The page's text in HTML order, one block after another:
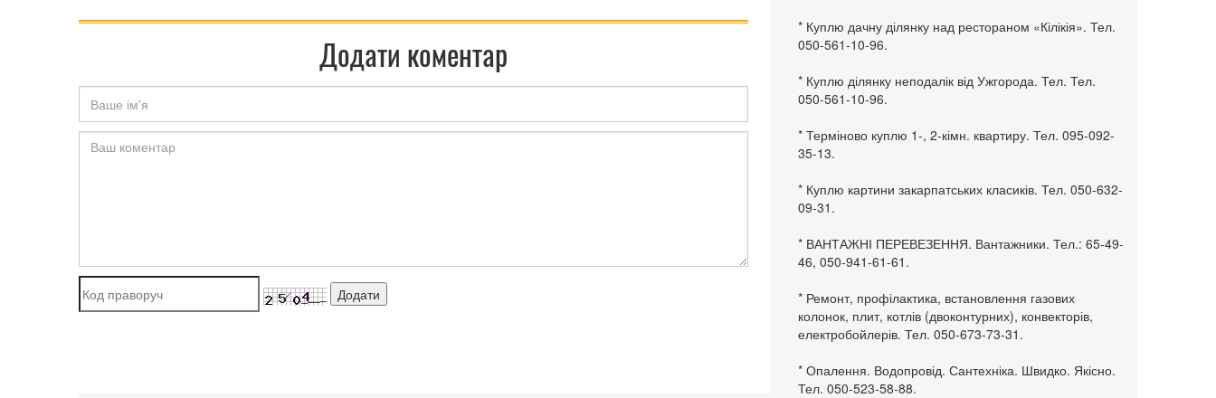
Додати коментар
* Куплю дачну ділянку над рестораном «Кілікія». Тел.
050-561-10-96.
* Куплю ділянку неподалік від Ужгорода. Тел. Тел.
050-561-10-96.
* Терміново куплю 1-, 2-кімн. квартиру. Тел. 095-092-
35-13.
* Куплю картини закарпатських класиків. Тел. 050-632-
09-31.
* ВАНТАЖНІ ПЕРЕВЕЗЕННЯ. Вантажники. Тел.: 65-49-
46, 050-941-61-61.
* Ремонт, профілактика, встановлення газових
колонок, плит, котлів (двоконтурних), конвекторів,
електробойлерів. Тел. 050-673-73-31.
* Опалення. Водопровід. Сантехніка. Швидко. Якісно.
Тел. 050-523-58-88.